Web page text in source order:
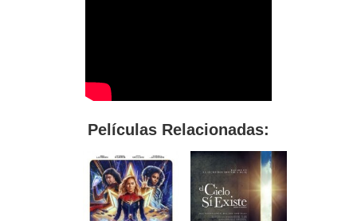
Películas Relacionadas: